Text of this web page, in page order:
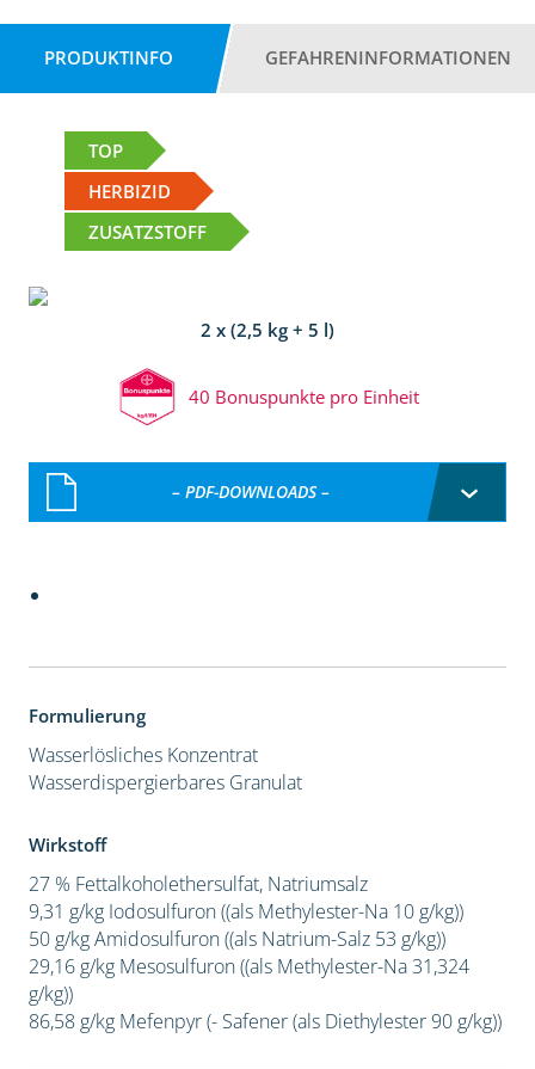
PRODUKTINFO GEFAHRENINFORMATIONEN
TOP
HERBIZID
ZUSATZSTOFF
2 x (2,5 kg + 5 l)
40 Bonuspunkte pro Einheit
– PDF-DOWNLOADS –
Formulierung
Wasserlösliches Konzentrat
Wasserdispergierbares Granulat
Wirkstoff
27 % Fettalkoholethersulfat, Natriumsalz
9,31 g/kg Iodosulfuron ((als Methylester-Na 10 g/kg))
50 g/kg Amidosulfuron ((als Natrium-Salz 53 g/kg))
29,16 g/kg Mesosulfuron ((als Methylester-Na 31,324
g/kg))
86,58 g/kg Mefenpyr (- Safener (als Diethylester 90 g/kg))